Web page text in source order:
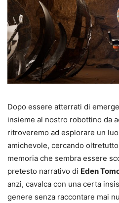
Dopo essere atterrati di
insieme al nostro robottino da
ritroveremo ad esplorare un
amichevole, cercando
memoria che sembra essere
pretesto narrativo di Eden
anzi, cavalca con una certa
genere senza raccontare mai